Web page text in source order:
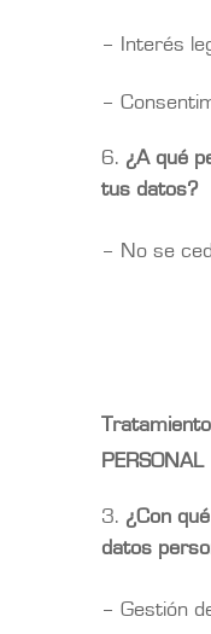
– Interés
–
¿A qué
tus datos?
– No se
Tratamiento
PERSONAL
¿Con
datos
– Gestión